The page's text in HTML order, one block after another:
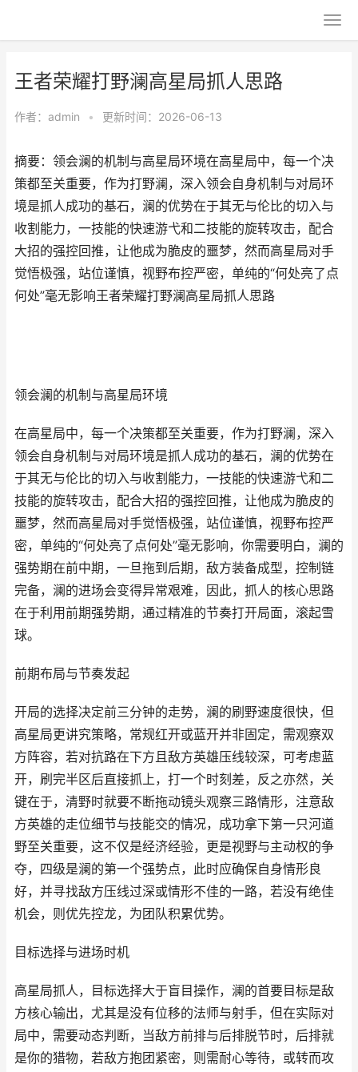
王者荣耀打野澜高星局抓人思路
作者： admin • 更新时间：2026-06-13
摘要：领会澜的机制与高星局环境在高星局中，每一个决
策都至关重要，作为打野澜，深入领会自身机制与对局环
境是抓人成功的基石，澜的优势在于其无与伦比的切入与
收割能力，一技能的快速游弋和二技能的旋转攻击，配合
大招的强控回推，让他成为脆皮的噩梦，然而高星局对手
觉悟极强，站位谨慎，视野布控严密，单纯的“何处亮了点
何处”毫无影响王者荣耀打野澜高星局抓人思路
领会澜的机制与高星局环境
在高星局中，每一个决策都至关重要，作为打野澜，深入
领会自身机制与对局环境是抓人成功的基石，澜的优势在
于其无与伦比的切入与收割能力，一技能的快速游弋和二
技能的旋转攻击，配合大招的强控回推，让他成为脆皮的
噩梦，然而高星局对手觉悟极强，站位谨慎，视野布控严
密，单纯的“何处亮了点何处”毫无影响，你需要明白，澜的
强势期在前中期，一旦拖到后期，敌方装备成型，控制链
完备，澜的进场会变得异常艰难，因此，抓人的核心思路
在于利用前期强势期，通过精准的节奏打开局面，滚起雪
球。
前期布局与节奏发起
开局的选择决定前三分钟的走势，澜的刷野速度很快，但
高星局更讲究策略，常规红开或蓝开并非固定，需观察双
方阵容，若对抗路在下方且敌方英雄压线较深，可考虑蓝
开，刷完半区后直接抓上，打一个时刻差，反之亦然，关
键在于，清野时就要不断拖动镜头观察三路情形，注意敌
方英雄的走位细节与技能交的情况，成功拿下第一只河道
野至关重要，这不仅是经济经验，更是视野与主动权的争
夺，四级是澜的第一个强势点，此时应确保自身情形良
好，并寻找敌方压线过深或情形不佳的一路，若没有绝佳
机会，则优先控龙，为团队积累优势。
目标选择与进场时机
高星局抓人，目标选择大于盲目操作，澜的首要目标是敌
方核心输出，尤其是没有位移的法师与射手，但在实际对
局中，需要动态判断，当敌方前排与后排脱节时，后排就
是你的猎物，若敌方抱团紧密，则需耐心等待，或转而攻